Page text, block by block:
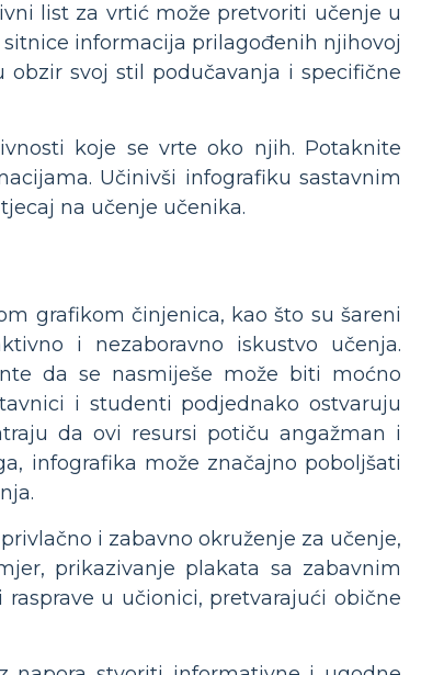
list za vrtić može pretvoriti učenje u
informacija prilagođenih njihovoj
svoj stil podučavanja i specifične
koje se vrte oko njih. Potaknite
Učinivši infografiku sastavnim
na učenje učenika.
grafikom činjenica, kao što su šareni
i nezaboravno iskustvo učenja.
da se nasmiješe može biti moćno
i studenti podjednako ostvaruju
da ovi resursi potiču angažman i
infografika može značajno poboljšati
i zabavno okruženje za učenje,
prikazivanje plakata sa zabavnim
u učionici, pretvarajući obične